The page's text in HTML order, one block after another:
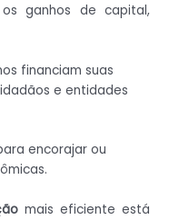
ganhos de capital,
financiam suas
e entidades
encorajar ou
mais eficiente está